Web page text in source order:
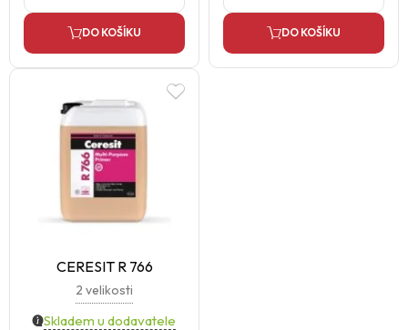
DO KOŠÍKU DO KOŠÍKU
CERESIT R 766
2 velikosti
Skladem u dodavatele